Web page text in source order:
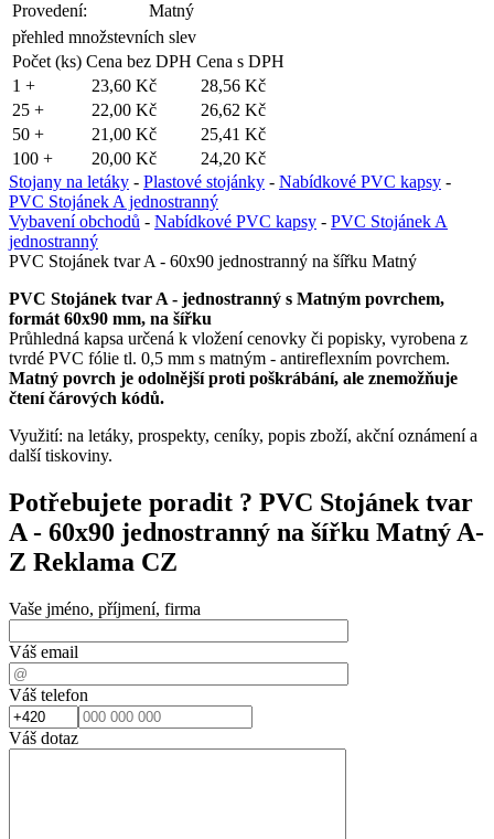
Provedení:
Matný
přehled množstevních slev
Počet (ks) Cena bez DPH Cena s DPH
1 +
23,60 Kč
28,56 Kč
25 +
22,00 Kč
26,62 Kč
50 +
21,00 Kč
25,41 Kč
100 +
20,00 Kč
24,20 Kč
Stojany na letáky - Plastové stojánky - Nabídkové PVC kapsy -
PVC Stojánek A jednostranný
Vybavení obchodů - Nabídkové PVC kapsy - PVC Stojánek A
jednostranný
PVC Stojánek tvar A - 60x90 jednostranný na šířku Matný
PVC Stojánek tvar A - jednostranný s Matným povrchem,
formát 60x90 mm, na šířku
Průhledná kapsa určená k vložení cenovky či popisky, vyrobena z
tvrdé PVC fólie tl. 0,5 mm s matným - antireflexním povrchem.
Matný povrch je odolnější proti poškrábání, ale znemožňuje
čtení čárových kódů.
Využití: na letáky, prospekty, ceníky, popis zboží, akční oznámení a
další tiskoviny.
Potřebujete poradit ? PVC Stojánek tvar
A - 60x90 jednostranný na šířku Matný A-
Z Reklama CZ
Vaše jméno, příjmení, firma
Váš email
Váš telefon
Váš dotaz